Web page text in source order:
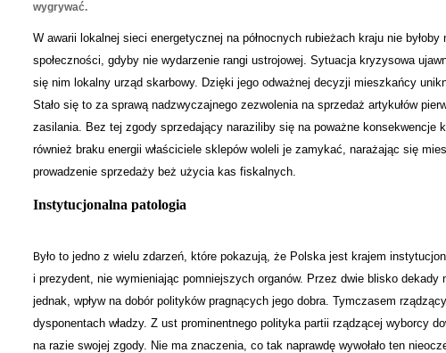
wygrywać.
W awarii lokalnej sieci energetycznej na północnych rubieżach kraju nie
społeczności, gdyby nie wydarzenie rangi ustrojowej. Sytuacja kryzysowa
się nim lokalny urząd skarbowy. Dzięki jego odważnej decyzji mieszkańcy
Stało się to za sprawą nadzwyczajnego zezwolenia na sprzedaż artykułów
zasilania. Bez tej zgody sprzedający naraziliby się na poważne
również braku energii właściciele sklepów woleli je zamykać, narażając się
prowadzenie sprzedaży beż użycia kas fiskalnych.
Instytucjonalna patologia
Było to jedno z wielu zdarzeń, które pokazują, że Polska jest krajem
i prezydent, nie wymieniając pomniejszych organów. Przez dwie blisko dekady
jednak, wpływ na dobór polityków pragnących jego dobra. Tymczasem
dysponentach władzy. Z ust prominentnego polityka partii rządzącej wyborcy
na razie swojej zgody. Nie ma znaczenia, co tak naprawdę wywołało ten